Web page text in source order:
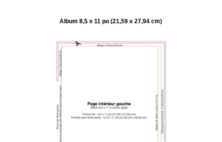
Album 8,5 x 11 po (21,59 x 27,94 cm)